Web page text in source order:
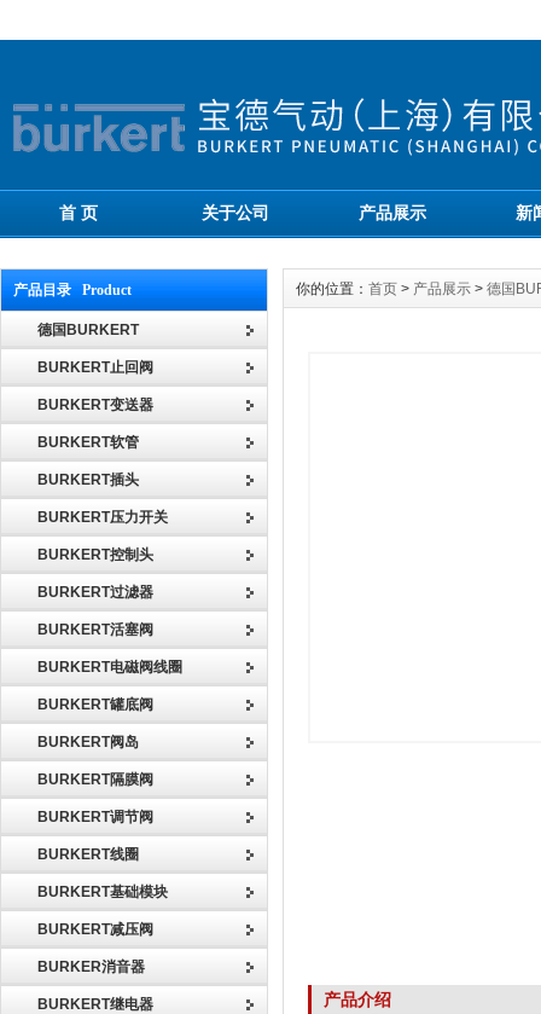
首 页 关于公司 产品展示 新
产品目录 Product
德国BURKERT
BURKERT止回阀
BURKERT变送器
BURKERT软管
BURKERT插头
BURKERT压力开关
BURKERT控制头
BURKERT过滤器
BURKERT活塞阀
BURKERT电磁阀线圈
BURKERT罐底阀
BURKERT阀岛
BURKERT隔膜阀
BURKERT调节阀
BURKERT线圈
BURKERT基础模块
BURKERT减压阀
BURKER消音器
BURKERT继电器
你的位置： 首页 > 产品展示 > 德国
产品介绍